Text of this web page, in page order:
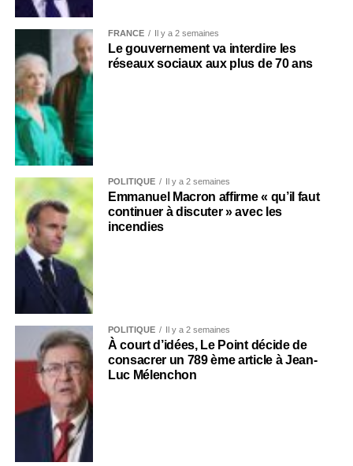
FRANCE Il y a 2 semaines
Le gouvernement va interdire les
réseaux sociaux aux plus de 70 ans
POLITIQUE Il y a 2 semaines
Emmanuel Macron affirme « qu’il faut
continuer à discuter » avec les
incendies
POLITIQUE Il y a 2 semaines
À court d’idées, Le Point décide de
consacrer un 789 ème article à Jean-
Luc Mélenchon